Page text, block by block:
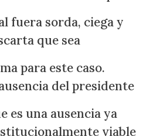
fuera sorda, ciega y
que sea
para este caso.
del presidente
es una ausencia ya
viable